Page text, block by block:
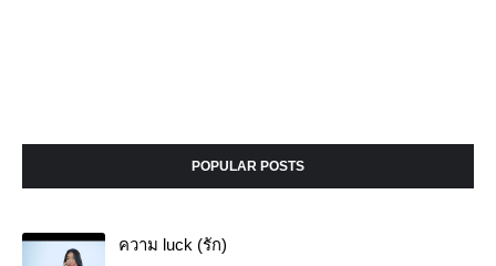
POPULAR POSTS
ความ luck (รัก)